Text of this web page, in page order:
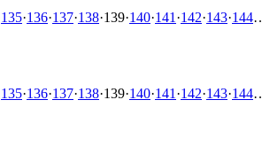
135·136·137·138·139·140·141 ·142·143·144
135·136·137·138·139·140·141 ·142·143·144